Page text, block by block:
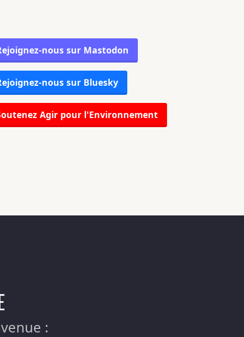
nous sur Mastodon
nous sur Bluesky
Agir pour l'Environnement
: